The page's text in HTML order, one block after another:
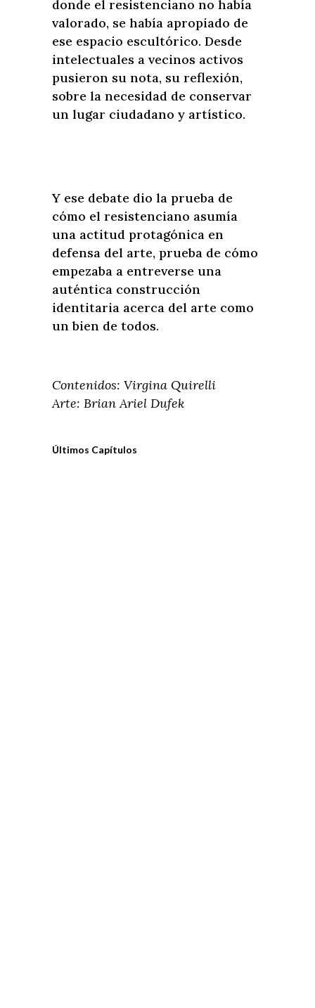
donde el resistenciano no había
valorado, se había apropiado de
ese espacio escultórico. Desde
intelectuales a vecinos activos
pusieron su nota, su reflexión,
sobre la necesidad de conservar
un lugar ciudadano y artístico.
Y ese debate dio la prueba de
cómo el resistenciano asumía
una actitud protagónica en
defensa del arte, prueba de cómo
empezaba a entreverse una
auténtica construcción
identitaria acerca del arte como
un bien de todos.
Contenidos: Virgina Quirelli
Arte: Brian Ariel Dufek
Últimos Capítulos